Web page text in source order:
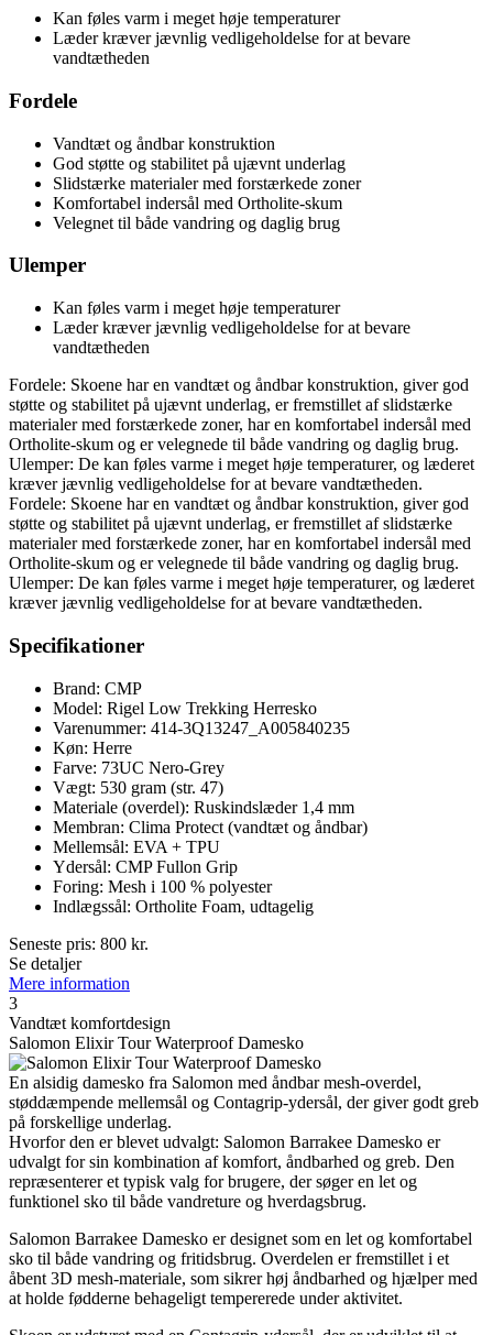
Kan føles varm i meget høje temperaturer
Læder kræver jævnlig vedligeholdelse for at bevare
vandtætheden
Fordele
Vandtæt og åndbar konstruktion
God støtte og stabilitet på ujævnt underlag
Slidstærke materialer med forstærkede zoner
Komfortabel indersål med Ortholite-skum
Velegnet til både vandring og daglig brug
Ulemper
Kan føles varm i meget høje temperaturer
Læder kræver jævnlig vedligeholdelse for at bevare
vandtætheden
Fordele: Skoene har en vandtæt og åndbar konstruktion, giver god
støtte og stabilitet på ujævnt underlag, er fremstillet af slidstærke
materialer med forstærkede zoner, har en komfortabel indersål med
Ortholite-skum og er velegnede til både vandring og daglig brug.
Ulemper: De kan føles varme i meget høje temperaturer, og læderet
kræver jævnlig vedligeholdelse for at bevare vandtætheden.
Fordele: Skoene har en vandtæt og åndbar konstruktion, giver god
støtte og stabilitet på ujævnt underlag, er fremstillet af slidstærke
materialer med forstærkede zoner, har en komfortabel indersål med
Ortholite-skum og er velegnede til både vandring og daglig brug.
Ulemper: De kan føles varme i meget høje temperaturer, og læderet
kræver jævnlig vedligeholdelse for at bevare vandtætheden.
Specifikationer
Brand: CMP
Model: Rigel Low Trekking Herresko
Varenummer: 414-3Q13247_A005840235
Køn: Herre
Farve: 73UC Nero-Grey
Vægt: 530 gram (str. 47)
Materiale (overdel): Ruskindslæder 1,4 mm
Membran: Clima Protect (vandtæt og åndbar)
Mellemsål: EVA + TPU
Ydersål: CMP Fullon Grip
Foring: Mesh i 100 % polyester
Indlægssål: Ortholite Foam, udtagelig
Seneste pris: 800 kr.
Se detaljer
Mere information
3
Vandtæt komfortdesign
Salomon Elixir Tour Waterproof Damesko
En alsidig damesko fra Salomon med åndbar mesh-overdel,
støddæmpende mellemsål og Contagrip-ydersål, der giver godt greb
på forskellige underlag.
Hvorfor den er blevet udvalgt: Salomon Barrakee Damesko er
udvalgt for sin kombination af komfort, åndbarhed og greb. Den
repræsenterer et typisk valg for brugere, der søger en let og
funktionel sko til både vandreture og hverdagsbrug.
Salomon Barrakee Damesko er designet som en let og komfortabel
sko til både vandring og fritidsbrug. Overdelen er fremstillet i et
åbent 3D mesh-materiale, som sikrer høj åndbarhed og hjælper med
at holde fødderne behageligt tempererede under aktivitet.